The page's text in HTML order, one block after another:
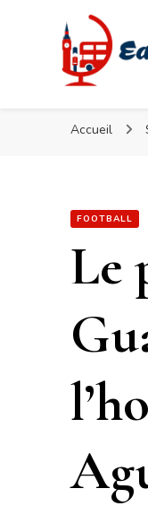
Easy
Easy
Accueil
FOOTBALL
Le